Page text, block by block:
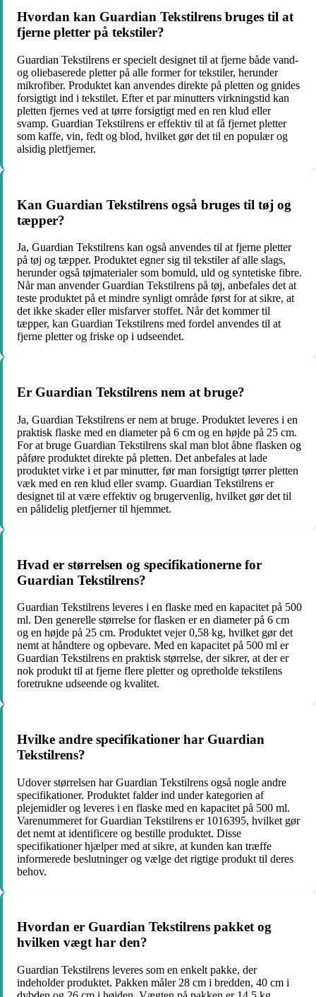
Hvordan kan Guardian Tekstilrens bruges til at
fjerne pletter på tekstiler?
Guardian Tekstilrens er specielt designet til at fjerne både vand-
og oliebaserede pletter på alle former for tekstiler, herunder
mikrofiber. Produktet kan anvendes direkte på pletten og gnides
forsigtigt ind i tekstilet. Efter et par minutters virkningstid kan
pletten fjernes ved at tørre forsigtigt med en ren klud eller
svamp. Guardian Tekstilrens er effektiv til at få fjernet pletter
som kaffe, vin, fedt og blod, hvilket gør det til en populær og
alsidig pletfjerner.
Kan Guardian Tekstilrens også bruges til tøj og
tæpper?
Ja, Guardian Tekstilrens kan også anvendes til at fjerne pletter
på tøj og tæpper. Produktet egner sig til tekstiler af alle slags,
herunder også tøjmaterialer som bomuld, uld og syntetiske fibre.
Når man anvender Guardian Tekstilrens på tøj, anbefales det at
teste produktet på et mindre synligt område først for at sikre, at
det ikke skader eller misfarver stoffet. Når det kommer til
tæpper, kan Guardian Tekstilrens med fordel anvendes til at
fjerne pletter og friske op i udseendet.
Er Guardian Tekstilrens nem at bruge?
Ja, Guardian Tekstilrens er nem at bruge. Produktet leveres i en
praktisk flaske med en diameter på 6 cm og en højde på 25 cm.
For at bruge Guardian Tekstilrens skal man blot åbne flasken og
påføre produktet direkte på pletten. Det anbefales at lade
produktet virke i et par minutter, før man forsigtigt tørrer pletten
væk med en ren klud eller svamp. Guardian Tekstilrens er
designet til at være effektiv og brugervenlig, hvilket gør det til
en pålidelig pletfjerner til hjemmet.
Hvad er størrelsen og specifikationerne for
Guardian Tekstilrens?
Guardian Tekstilrens leveres i en flaske med en kapacitet på 500
ml. Den generelle størrelse for flasken er en diameter på 6 cm
og en højde på 25 cm. Produktet vejer 0,58 kg, hvilket gør det
nemt at håndtere og opbevare. Med en kapacitet på 500 ml er
Guardian Tekstilrens en praktisk størrelse, der sikrer, at der er
nok produkt til at fjerne flere pletter og opretholde tekstilens
foretrukne udseende og kvalitet.
Hvilke andre specifikationer har Guardian
Tekstilrens?
Udover størrelsen har Guardian Tekstilrens også nogle andre
specifikationer. Produktet falder ind under kategorien af
plejemidler og leveres i en flaske med en kapacitet på 500 ml.
Varenummeret for Guardian Tekstilrens er 1016395, hvilket gør
det nemt at identificere og bestille produktet. Disse
specifikationer hjælper med at sikre, at kunden kan træffe
informerede beslutninger og vælge det rigtige produkt til deres
behov.
Hvordan er Guardian Tekstilrens pakket og
hvilken vægt har den?
Guardian Tekstilrens leveres som en enkelt pakke, der
indeholder produktet. Pakken måler 28 cm i bredden, 40 cm i